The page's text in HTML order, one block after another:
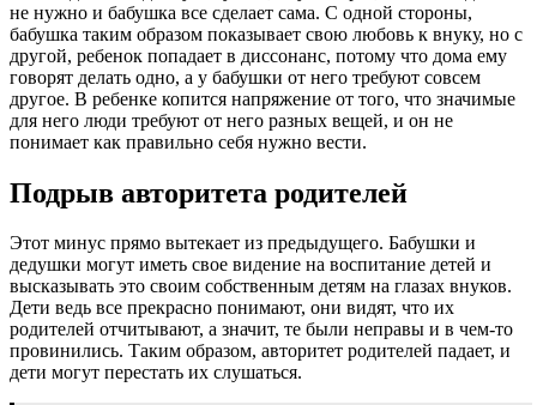
не нужно и бабушка все сделает сама. С одной стороны,
бабушка таким образом показывает свою любовь к внуку, но с
другой, ребенок попадает в диссонанс, потому что дома ему
говорят делать одно, а у бабушки от него требуют совсем
другое. В ребенке копится напряжение от того, что значимые
для него люди требуют от него разных вещей, и он не
понимает как правильно себя нужно вести.
Подрыв авторитета родителей
Этот минус прямо вытекает из предыдущего. Бабушки и
дедушки могут иметь свое видение на воспитание детей и
высказывать это своим собственным детям на глазах внуков.
Дети ведь все прекрасно понимают, они видят, что их
родителей отчитывают, а значит, те были неправы и в чем-то
провинились. Таким образом, авторитет родителей падает, и
дети могут перестать их слушаться.